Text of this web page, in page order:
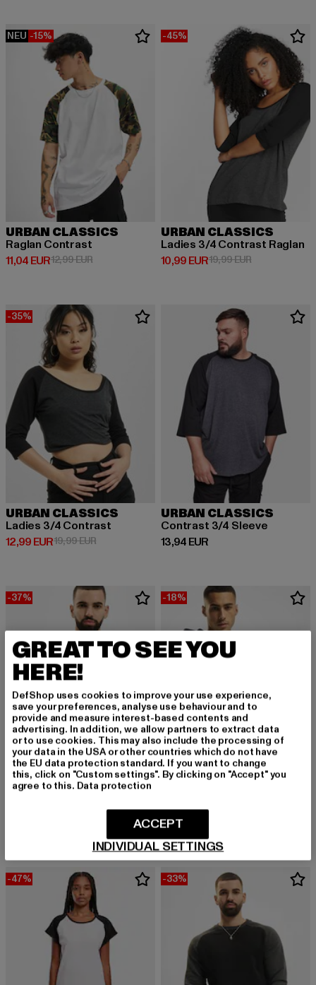
NEU -15%
URBAN CLASSICS
Raglan Contrast
11,04 EUR
Derzeitiger Preis: 11,04 EUR
12,99 EURAktionspreis: 12,99 EUR
-45%
URBAN CLASSICS
Ladies 3/4 Contrast Raglan
10,99 EUR
Derzeitiger Preis: 10,99 EUR
19,99 EURAktionspreis:
-35%
URBAN CLASSICS
Ladies 3/4 Contrast
12,99 EUR
Derzeitiger Preis: 12,99 EUR
19,99 EURAktionspreis: 19,99 EUR
URBAN CLASSICS
Contrast 3/4 Sleeve
13,94 EUR
Derzeitiger Preis: 13,94 EUR
-37%
URBAN CLASSICS
2-Tone Fake Raglan
Derzeitiger Preis: 22,04 EURAktionspreis: 34,99 EUR
-18%
2-Tone Fake Raglan
40,99 EUR
Derzeitiger Preis: 40,99 EUR
-47% -33%
GREAT TO SEE YOU
HERE!
DefShop uses cookies to improve your use experience,
save your preferences, analyse use behaviour and to
provide and measure interest-based contents and
advertising. In addition, we allow partners to extract data
or to use cookies. This may also include the processing of
your data in the USA or other countries which do not have
the EU data protection standard. If you want to change
this, click on "Custom settings". By clicking on "Accept" you
agree to this. Data protection
INDIVIDUAL SETTINGS
ACCEPT